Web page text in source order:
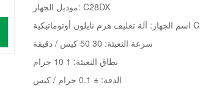
موديل الجهاز: C28DX
سرعة التعبئة: 30 50 كيس / دقيقة
نطاق التعبئة: 1 10 جرام
الدقة: ± 0.1 جرام / كيس